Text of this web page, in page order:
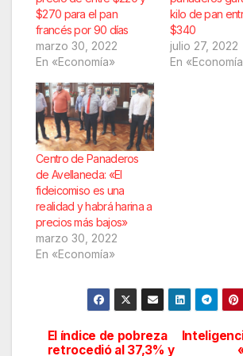
$270 para el pan
francés por 90 días
marzo 30, 2022
En «Economía»
kilo de pan
$340
julio 27, 2022
En
Centro de Panaderos
de Avellaneda: «El
fideicomiso es una
realidad y habrá harina a
precios más bajos»
marzo 30, 2022
En «Economía»
Navegación
El índice de pobreza
retrocedió al 37,3% y